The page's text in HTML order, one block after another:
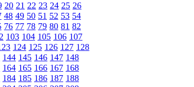
20 21 22 23 24 25 26
48 49 50 51 52 53 54
76 77 78 79 80 81 82
103 104 105 106 107
124 125 126 127 128
144 145 146 147 148
164 165 166 167 168
184 185 186 187 188